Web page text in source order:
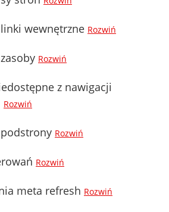
wewnętrzne Rozwiń
Rozwiń
z nawigacji
Rozwiń
Rozwiń
Rozwiń
meta refresh Rozwiń